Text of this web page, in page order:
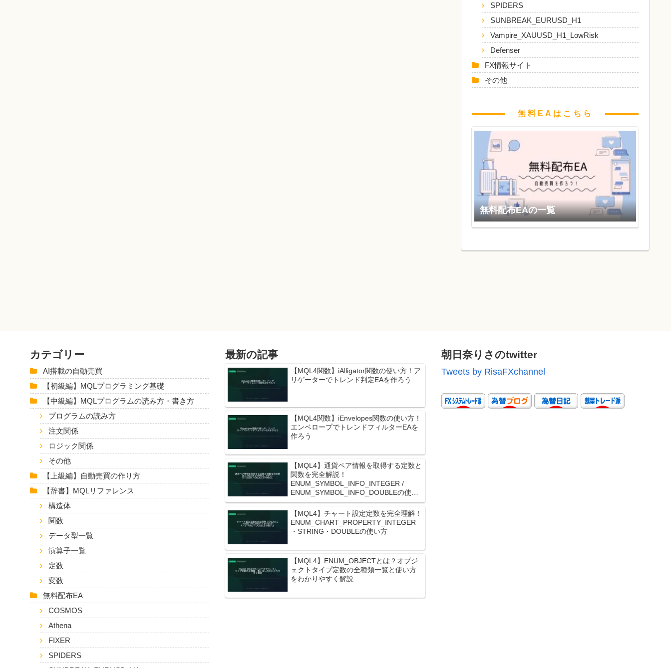
SPIDERS
SUNBREAK_EURUSD_H1
Vampire_XAUUSD_H1_LowRisk
Defenser
FX情報サイト
その他
無料EAはこちら
無料配布EAの一覧
カテゴリー
AI搭載の自動売買
【初級編】MQLプログラミング基礎
【中級編】MQLプログラムの読み方・書き方
プログラムの読み方
注文関係
ロジック関係
その他
【上級編】自動売買の作り方
【辞書】MQLリファレンス
構造体
関数
データ型一覧
演算子一覧
定数
変数
無料配布EA
COSMOS
Athena
FIXER
SPIDERS
最新の記事
【MQL4関数】iAlligator関数の使い方！ア
リゲーターでトレンド判定EAを作ろう
【MQL4関数】iEnvelopes関数の使い方！
エンベロープでトレンドフィルターEAを
作ろう
【MQL4】通貨ペア情報を取得する定数と
関数を完全解説！
ENUM_SYMBOL_INFO_INTEGER /
ENUM_SYMBOL_INFO_DOUBLEの使い
方
【MQL4】チャート設定定数を完全理解！
ENUM_CHART_PROPERTY_INTEGER
・STRING・DOUBLEの使い方
【MQL4】ENUM_OBJECTとは？オブジ
ェクトタイプ定数の全種類一覧と使い方
をわかりやすく解説
朝日奈りさのtwitter
Tweets by RisaFXchannel